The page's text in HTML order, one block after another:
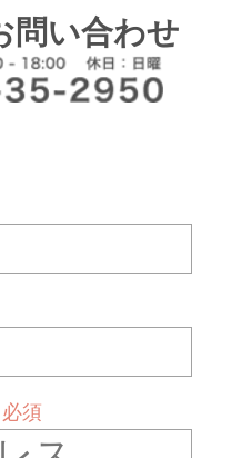
問い合わせ
須